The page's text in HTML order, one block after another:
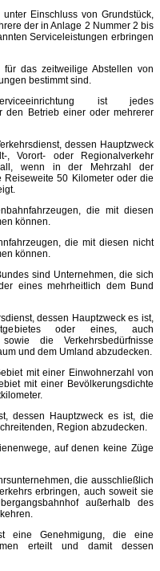
Einschluss von Grundstück,
der in Anlage 2 Nummer 2 bis
Serviceleistungen erbringen
das zeitweilige Abstellen von
bestimmt sind.
ist jedes
den Betrieb einer oder mehrerer
dessen Hauptzweck
, Vorort- oder Regionalverkehr
wenn in der Mehrzahl der
Reiseweite 50 Kilometer oder die
die mit diesen
können.
die mit diesen nicht
können.
sind Unternehmen, die sich
eines mehrheitlich dem Bund
dessen Hauptzweck es ist,
oder eines, auch
sowie die Verkehrsbedürfnisse
und dem Umland abzudecken.
mit einer Einwohnerzahl von
mit einer Bevölkerungsdichte
dessen Hauptzweck es ist, die
Region abzudecken.
auf denen keine Züge
die ausschließlich
erbringen, auch soweit sie
außerhalb des
eine Genehmigung, die eine
erteilt und damit dessen